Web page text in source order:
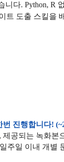
다. Python, R
트 도출 스킬을
진행합니다!
공되는 녹화본
주일 이내 개별